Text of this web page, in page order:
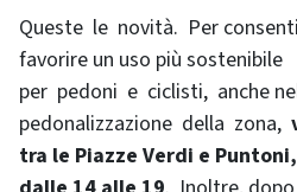
Queste le novità. Per
favorire un uso più
per pedoni e ciclisti, anche
pedonalizzazione della zona,
tra le Piazze Verdi e